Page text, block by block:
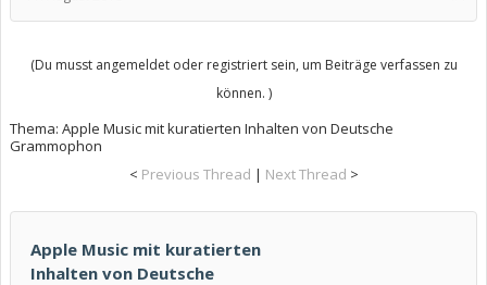
(Du musst angemeldet oder registriert sein, um Beiträge verfassen zu
können. )
Thema: Apple Music mit kuratierten Inhalten von Deutsche
Grammophon
< Previous Thread | Next Thread >
Apple Music mit kuratierten
Inhalten von Deutsche